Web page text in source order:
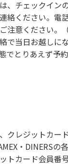
収します。午
ち帰りをお願い
火による焚き火
川は、上流で
らない。
遊ばない。
場で雨が降ら
、チェックイン
絡ください。電
注意ください。
で当日お越しに
でとりあえず予
クレジットカー
・DINERSの
カード会員番